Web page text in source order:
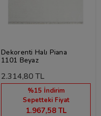
Dekorenti Halı Piana
1101 Beyaz
2.314,80 TL
%15 İndirim
Sepetteki Fiyat
1.967,58 TL